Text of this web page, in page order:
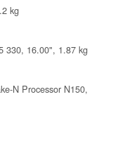
kg
330, 16.00", 1.87 kg
N Processor N150,